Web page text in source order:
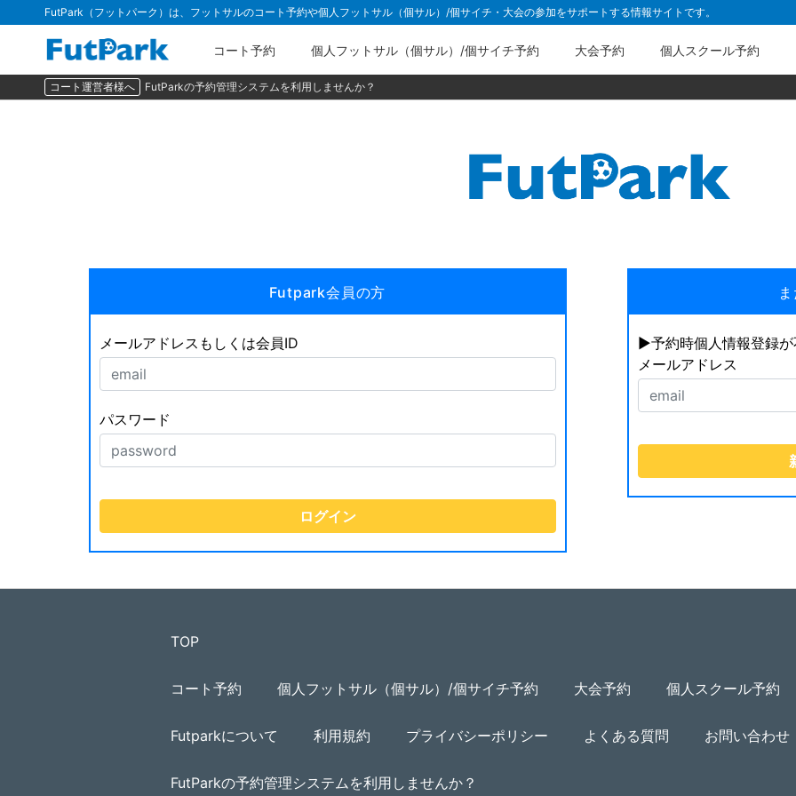
FutPark（フットパーク）は、フットサルのコート予約や個人フットサル（個サル）/個サイチ・大会の参加をサポートする情報サイトです。
コート予約 個人フットサル（個サル）/個サイチ予約 大会予約 個人スクール予約
コート運営者様へ FutParkの予約管理システムを利用しませんか？
Futpark会員の方
メールアドレスもしくは会員ID
パスワード
▶︎予約時個人情報登録
メールアドレス
TOP
コート予約 個人フットサル（個サル）/個サイチ予約 大会予約 個人スクール予約
Futparkについて 利用規約 プライバシーポリシー よくある質問 お問い合わせ
FutParkの予約管理システムを利用しませんか？